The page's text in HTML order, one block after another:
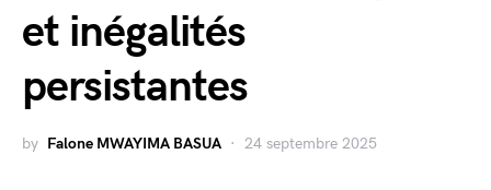
et inégalités
persistantes
by Falone MWAYIMA BASUA 24 septembre 2025